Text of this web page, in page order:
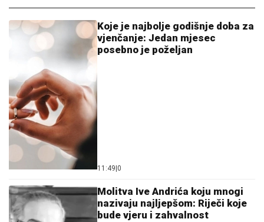
Koje je najbolje godišnje doba za
vjenčanje: Jedan mjesec
posebno je poželjan
11:49 0
Molitva Ive Andrića koju mnogi
nazivaju najljepšom: Riječi koje
bude vjeru i zahvalnost